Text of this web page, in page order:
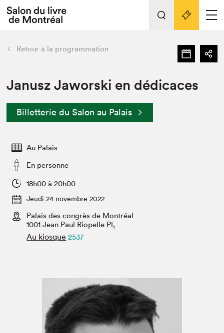
Espace exposant⋅e⋅s
Espace enseignant·e·s
Espace médias
L'événement
Préparer sa visite au Salon
Actualités
SLM PRO
retour Nos activités
Préparer sa visite
Salon dans la ville et en ligne
Projets partenaires
Liens pratiques
Retour à la programmation
Janusz Jaworski en dédicaces
Billetterie du Salon au Palais
Au Palais
En personne
18h00 à 20h00
Jeudi 24 novembre 2022
Palais des congrès de Montréal
1001 Jean Paul Riopelle Pl,
Au kiosque 2537